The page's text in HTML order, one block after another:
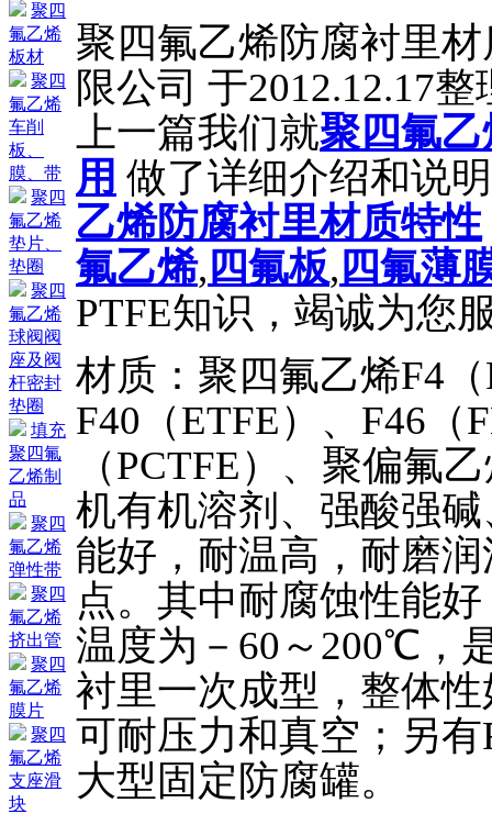
聚四
氟乙烯
板材
聚四
氟乙烯
车削
板、
膜、带
聚四
氟乙烯
垫片、
垫圈
聚四
氟乙烯
球阀阀
座及阀
杆密封
垫圈
填充
聚四氟
乙烯制
品
聚四
氟乙烯
弹性带
聚四
氟乙烯
挤出管
聚四
氟乙烯
膜片
聚四
氟乙烯
支座滑
块
聚四氟乙烯防腐衬里
限公司 于2012.12.17
上一篇我们就聚四氟
用 做了详细介绍和说
乙烯防腐衬里材质特性
氟乙烯, 四氟板, 四氟薄
PTFE知识，竭诚为您
材质：聚四氟乙烯F4
F40（ETFE）、F46（
（PCTFE）、聚偏氟
机有机溶剂、强酸强
能好，耐温高，耐磨
点。其中耐腐蚀性能
温度为－60～200℃，
衬里一次成型，整体
可耐压力和真空；另
大型固定防腐罐。